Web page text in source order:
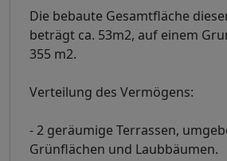
Die bebaute Gesamtfläche
beträgt ca. 53m2, auf einem
355 m2.
Verteilung des Vermögens:
- 2 geräumige Terrassen,
Grünflächen und Laubbäumen.